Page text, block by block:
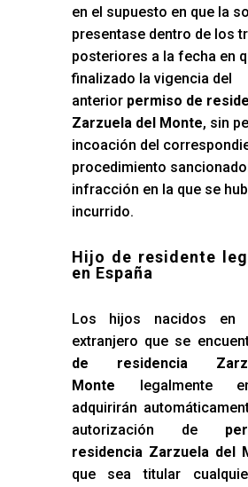
en el supuesto en que la
presentase dentro de los
posteriores a la fecha en
finalizado la vigencia del
anterior permiso de
Zarzuela del Monte, sin
incoación del
procedimiento
infracción en la que se
incurrido.
Hijo de residente
en España
Los hijos nacidos en
extranjero que se
de residencia
Monte legalmente
adquirirán
autorización de
residencia Zarzuela del
que sea titular